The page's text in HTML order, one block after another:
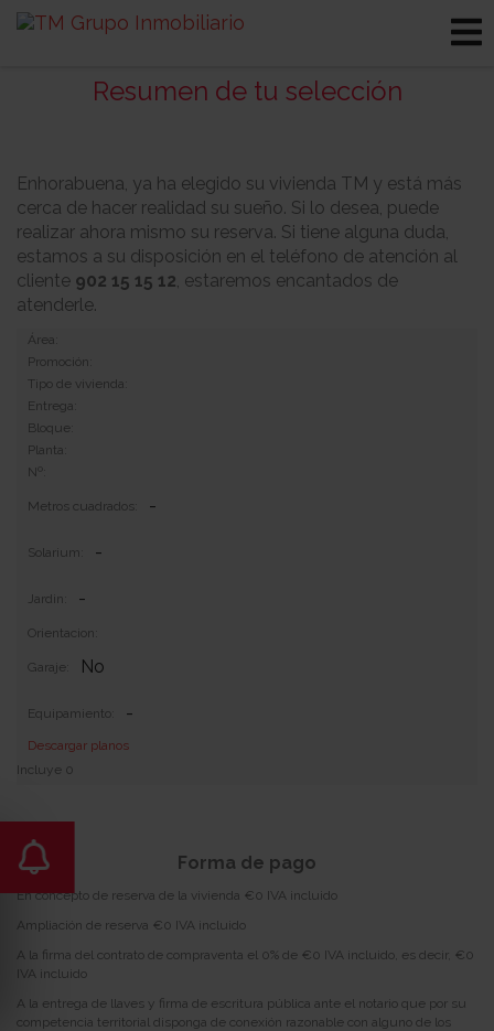
Resumen de tu selección
Enhorabuena, ya ha elegido su vivienda TM y está más
cerca de hacer realidad su sueño. Si lo desea, puede
realizar ahora mismo su reserva. Si tiene alguna duda,
estamos a su disposición en el teléfono de atención al
cliente 902 15 15 12, estaremos encantados de
atenderle.
Área:
Promoción:
Tipo de vivienda:
Entrega:
Bloque:
Planta:
Nº:
Metros cuadrados: -
Solarium: -
Jardin: -
Orientacion:
Garaje: No
Equipamiento: -
Descargar planos
Incluye 0
Forma de pago
En concepto de reserva de la vivienda €0 IVA incluido
Ampliación de reserva €0 IVA incluido
A la firma del contrato de compraventa el 0% de €0 IVA incluido, es decir, €0
IVA incluido
A la entrega de llaves y firma de escritura pública ante el notario que por su
competencia territorial disponga de conexión razonable con alguno de los